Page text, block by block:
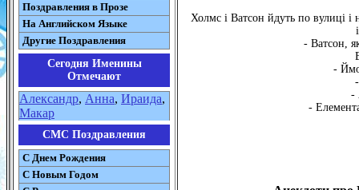
Поздравления в Прозе
На Английском Языке
Другие Поздравления
Сегодня Именины
Отмечают
Александр, Анна, Ираида,
Макар
СМС Поздравления
С Днем Рождения
С Новым Годом
Холмс і Ватсон йдуть по вулиці і
- Ватсон,
-
-
-